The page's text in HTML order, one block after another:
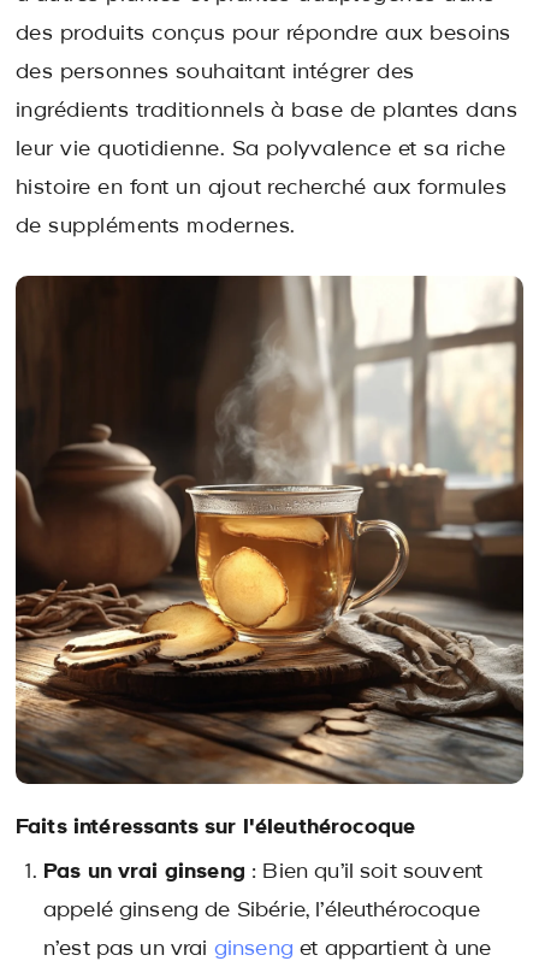
des produits conçus pour répondre aux besoins
des personnes souhaitant intégrer des
ingrédients traditionnels à base de plantes dans
leur vie quotidienne. Sa polyvalence et sa riche
histoire en font un ajout recherché aux formules
de suppléments modernes.
Faits intéressants sur l'éleuthérocoque
Pas un vrai ginseng : Bien qu’il soit souvent
appelé ginseng de Sibérie, l’éleuthérocoque
n’est pas un vrai ginseng et appartient à une